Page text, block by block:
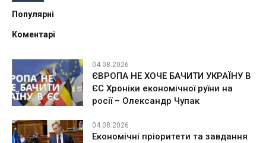
Популярні
Коментарі
04.08.2026
ЄВРОПА НЕ ХОЧЕ БАЧИТИ УКРАЇНУ В
ЄС Хроніки економічної руїни на
росії – Олександр Чупак
04.08.2026
Економічні пріоритети та завдання